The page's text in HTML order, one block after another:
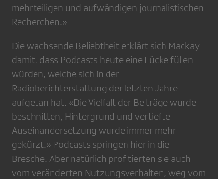
mehrteiligen und aufwändigen journalistischen
Recherchen.»
Die wachsende Beliebtheit erklärt sich Mackay
damit, dass Podcasts heute eine Lücke füllen
würden, welche sich in der
Radioberichterstattung der letzten Jahre
aufgetan hat. «Die Vielfalt der Beiträge wurde
beschnitten, Hintergrund und vertiefte
Auseinandersetzung wurde immer mehr
gekürzt.» Podcasts springen hier in die
Bresche. Aber natürlich profitierten sie auch
vom veränderten Nutzungsverhalten, weg vom